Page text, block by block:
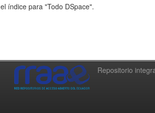
índice para "Todo DSpace".
Repositorio